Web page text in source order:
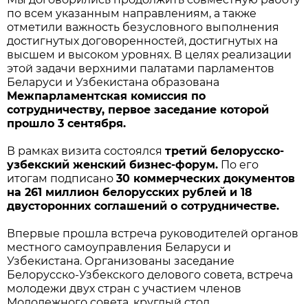
по всем указанным направлениям, а также
отметили важность безусловного выполнения
достигнутых договоренностей, достигнутых на
высшем и высоком уровнях. В целях реализации
этой задачи верхними палатами парламентов
Беларуси и Узбекистана образована
Межпарламентская комиссия по
сотрудничеству, первое заседание которой
прошло 3 сентября.
В рамках визита состоялся третий белорусско-
узбекский женский бизнес-форум. По его
итогам подписано 30 коммерческих документов
на 261 миллион белорусских рублей и 18
двусторонних соглашений о сотрудничестве.
Впервые прошла встреча руководителей органов
местного самоуправления Беларуси и
Узбекистана. Организованы заседание
Белорусско-Узбекского делового совета, встреча
молодежи двух стран с участием членов